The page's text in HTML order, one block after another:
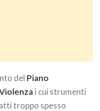
del Piano
i cui strumenti
troppo spesso